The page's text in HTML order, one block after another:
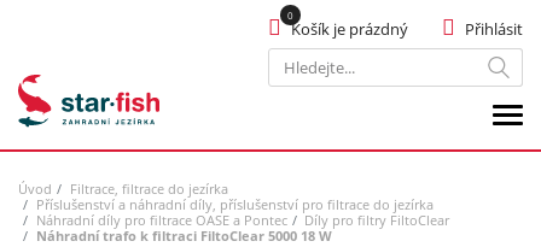
Hledat
Přihlásit
Košík je prázdný
Úvod
Filtrace, filtrace do jezírka
Příslušenství a náhradní díly, příslušenství pro filtrace do jezírka
Náhradní díly pro filtrace OASE a Pontec
Díly pro filtry FiltoClear
Náhradní trafo k filtraci FiltoClear 5000 18 W